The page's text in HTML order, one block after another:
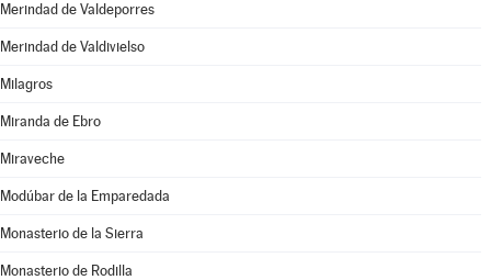
Merindad de Valdeporres
Merindad de Valdivielso
Milagros
Miranda de Ebro
Miraveche
Modúbar de la Emparedada
Monasterio de la Sierra
Monasterio de Rodilla